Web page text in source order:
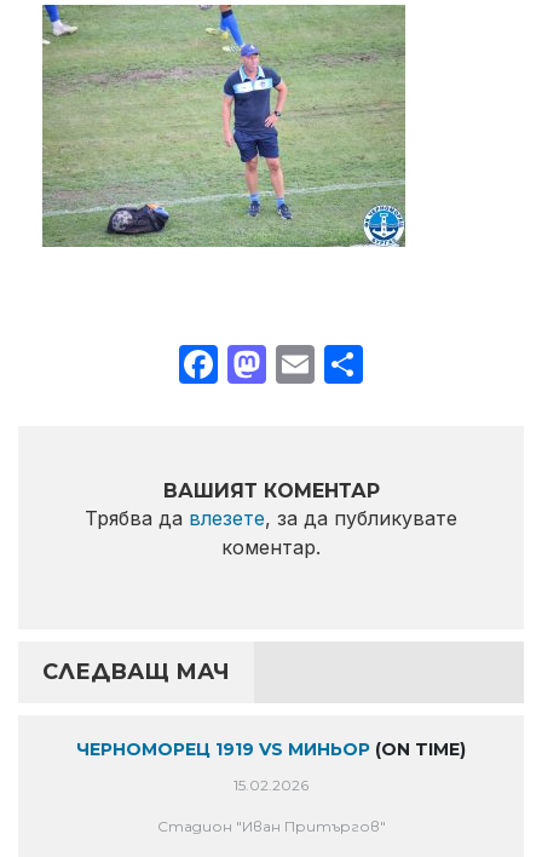
Facebook
Mastodon
Email
ВАШИЯТ КОМЕНТАР
Трябва да влезете, за да публикувате
коментар.
СЛЕДВАЩ МАЧ
ЧЕРНОМОРЕЦ 1919 VS МИНЬОР (ON TIME)
15.02.2026
Стадион "Иван Притъргов"